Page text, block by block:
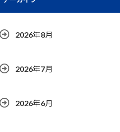
2026年8月
2026年7月
2026年6月